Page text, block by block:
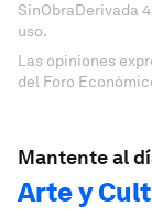
SinObraDerivada
uso.
Las opiniones
del Foro
Mantente al
Arte y